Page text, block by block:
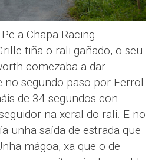
a Chapa Racing
tiña o rali gañado, o seu
comezaba a dar
no segundo paso por Ferrol
de 34 segundos con
na xeral do rali. E no
unha saída de estrada que
mágoa, xa que o de